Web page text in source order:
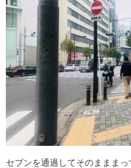
セブンを通過してそのまままっ